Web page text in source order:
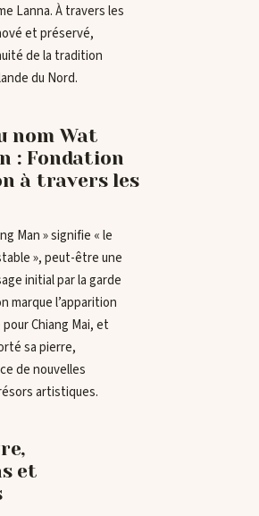
Lanna. À travers les
et préservé,
de la tradition
du Nord.
nom Wat
: Fondation
à travers les
Man » signifie « le
», peut-être une
initial par la garde
marque l’apparition
Chiang Mai, et
sa pierre,
de nouvelles
artistiques.
et